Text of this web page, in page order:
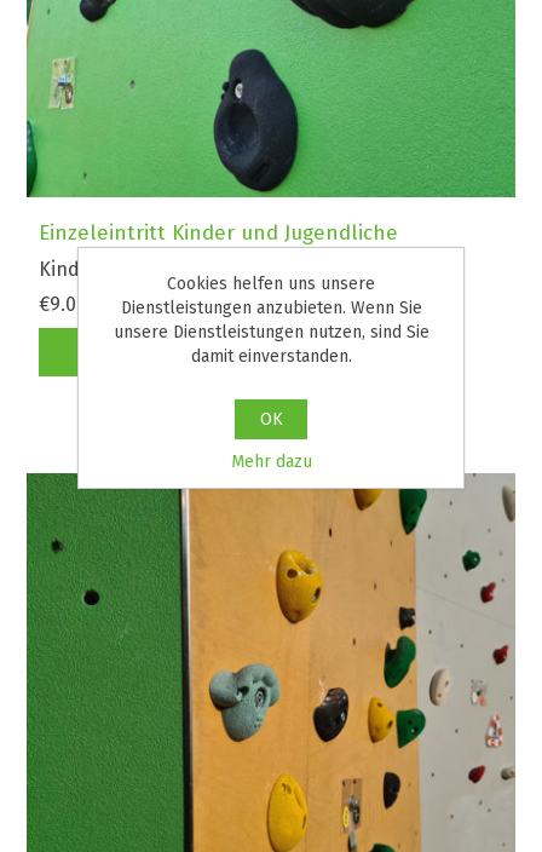
Einzeleintritt Kinder und Jugendliche
Kinder und Jugendliche von 6 bis unter 18 Jahre
€9.00
Cookies helfen uns unsere
Dienstleistungen anzubieten. Wenn Sie
unsere Dienstleistungen nutzen, sind Sie
damit einverstanden.
OK
Mehr dazu